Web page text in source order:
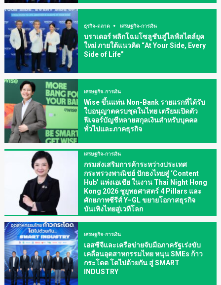
ธุรกิจ-ตลาด เศรษฐกิจ-การเงิน
บราเดอร์ พลิกโฉมโซลูชันสู่ไลฟ์สไตล์ยุค
ใหม่ ภายใต้แนวคิด “At Your Side, Every
Side of Life”
เศรษฐกิจ-การเงิน
Wise ขึ้นแท่น Non-Bank รายแรกที่ได้รับ
ใบอนุญาตครบชุดในไทย เตรียมเปิดตัว
ฟีเจอร์บัญชีหลายสกุลเงินสำหรับบุคคล
ทั่วไปและภาคธุรกิจ
เศรษฐกิจ-การเงิน
กรมส่งเสริมการค้าระหว่างประเทศ
กระทรวงพาณิชย์ ปักธงไทยสู่ ‘Content
Hub’ แห่งเอเชีย ในงาน Thai Night Hong
Kong 2026 ชูยุทธศาสตร์ 4 Pillars และ
ศักยภาพซีรีส์ Y–GL ขยายโอกาสธุรกิจ
บันเทิงไทยสู่เวทีโลก
เศรษฐกิจ-การเงิน
เอสซีจีและเครือข่ายจับมือภาครัฐเร่งขับ
เคลื่อนอุตสาหกรรมไทย หนุน SMEs ก้าว
กระโดด โตไปด้วยกัน สู่ SMART
INDUSTRY